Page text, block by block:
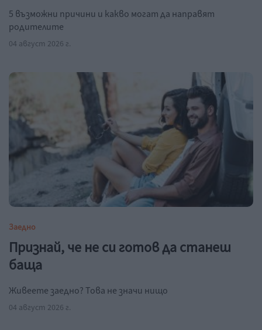
5 възможни причини и какво могат да направят
родителите
04 август 2026 г.
Заедно
Признай, че не си готов да станеш
баща
Живеете заедно? Това не значи нищо
04 август 2026 г.